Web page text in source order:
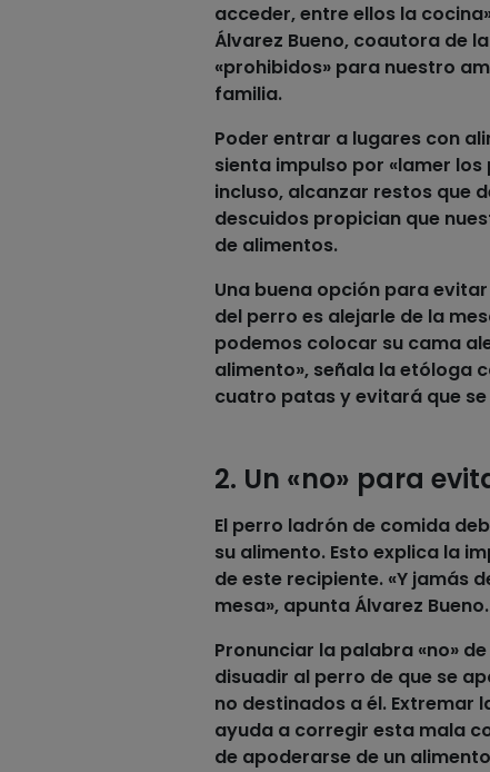
acceder, entre ellos la
Álvarez Bueno, coautora de
«prohibidos» para nuestro
familia.
Poder entrar a lugares con
sienta impulso por «lamer
incluso, alcanzar restos que
descuidos propician que
de alimentos.
Una buena opción para
del perro es alejarle de la
podemos colocar su cama
alimento», señala la etóloga
cuatro patas y evitará que
2. Un «no» para
El perro ladrón de comida
su alimento. Esto explica la
de este recipiente. «Y jamás
mesa», apunta Álvarez Bueno.
Pronunciar la palabra «no»
disuadir al perro de que se
no destinados a él. Extremar
ayuda a corregir esta mala
de apoderarse de un alimento